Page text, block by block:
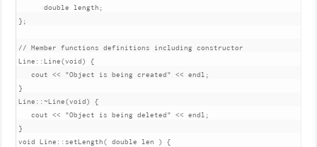
double
length ;
};
// Member functions definitions including constructor
Line ::Line(void)
{
   cout
<< "Object is being created" << endl ;
}
Line ::~Line(void)
{
   cout
<< "Object is being deleted" << endl ;
}
void
Line :: setLength( double len )
{